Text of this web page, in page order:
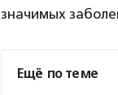
значимых
Ещё по теме